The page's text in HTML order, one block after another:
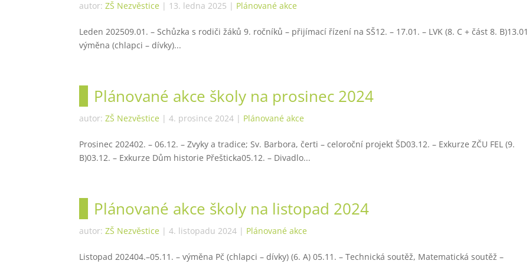
autor:ZŠ Nezvěstice | 13. ledna 2025 | Plánované akce
Leden 202509.01. – Schůzka s rodiči žáků 9. ročníků – přijímací řízení na SŠ12. – 17.01. – LVK (8. C + část 8.
výměna (chlapci – dívky)...
Plánované akce školy na prosinec 2024
autor:ZŠ Nezvěstice |4. prosince 2024 | Plánované akce
Prosinec 202402. – 06.12. – Zvyky a tradice; Sv. Barbora, čerti – celoroční projekt ŠD03.12. – Exkurze ZČU FEL (9.
B)03.12. – Exkurze Dům historie Přešticka05.12. – Divadlo...
Plánované akce školy na listopad 2024
autor:ZŠ Nezvěstice |4. listopadu 2024 | Plánované akce
Listopad 202404.–05.11. – výměna Pč (chlapci – dívky) (6. A) 05.11. – Technická soutěž, Matematická soutěž –